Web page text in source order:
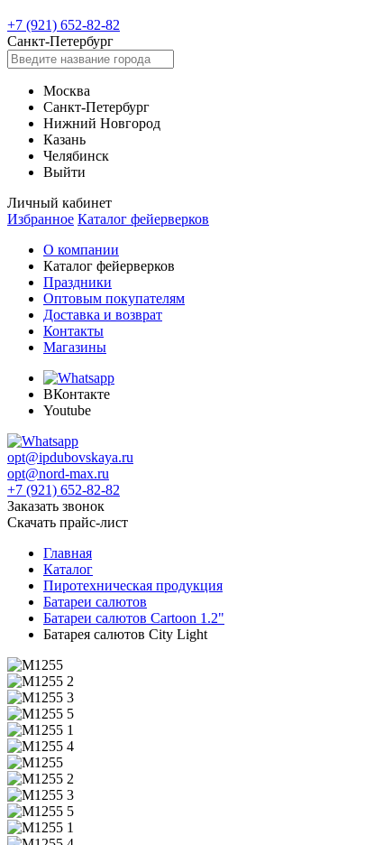
+7 (921) 652-82-82
Санкт-Петербург
Москва
Санкт-Петербург
Нижний Новгород
Казань
Челябинск
Выйти
Личный кабинет
Избранное Каталог фейерверков
О компании
Каталог фейерверков
Праздники
Оптовым покупателям
Доставка и возврат
Контакты
Магазины
ВКонтакте
Youtube
opt@ipdubovskaya.ru
opt@nord-max.ru
+7 (921) 652-82-82
Заказать звонок
Скачать прайс-лист
Главная
Каталог
Пиротехническая продукция
Батареи салютов
Батареи салютов Cartoon 1.2"
Батарея салютов City Light